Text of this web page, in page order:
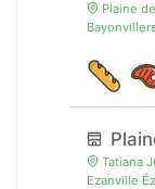
Plaine
Tatiana
Ezanville